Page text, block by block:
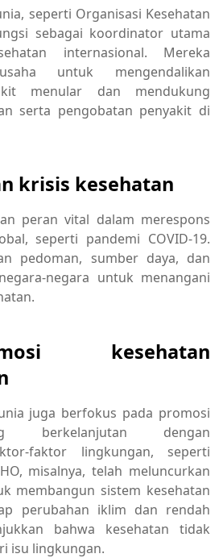
seperti Organisasi Kesehatan
sebagai koordinator utama
internasional. Mereka
untuk mengendalikan
menular dan mendukung
serta pengobatan penyakit di
krisis kesehatan
peran vital dalam merespons
seperti pandemi COVID-19.
pedoman, sumber daya, dan
negara untuk menangani
kesehatan
juga berfokus pada promosi
berkelanjutan dengan
faktor lingkungan, seperti
misalnya, telah meluncurkan
membangun sistem kesehatan
perubahan iklim dan rendah
bahwa kesehatan tidak
isu lingkungan.